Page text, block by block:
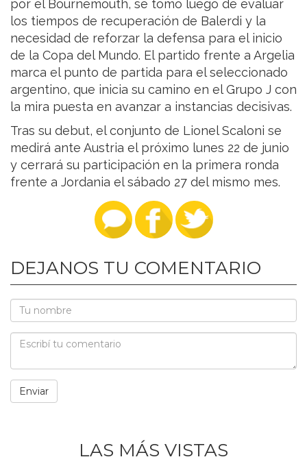
por el Bournemouth, se tomó luego de evaluar
los tiempos de recuperación de Balerdi y la
necesidad de reforzar la defensa para el inicio
de la Copa del Mundo. El partido frente a Argelia
marca el punto de partida para el seleccionado
argentino, que inicia su camino en el Grupo J con
la mira puesta en avanzar a instancias decisivas.
Tras su debut, el conjunto de Lionel Scaloni se
medirá ante Austria el próximo lunes 22 de junio
y cerrará su participación en la primera ronda
frente a Jordania el sábado 27 del mismo mes.
DEJANOS TU COMENTARIO
LAS MÁS VISTAS